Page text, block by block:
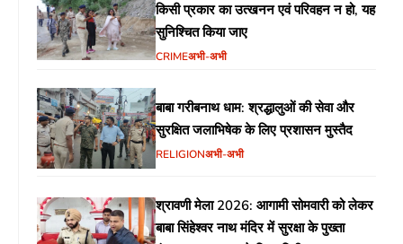
किसी प्रकार का उत्खनन एवं परिवहन न हो, यह
सुनिश्चित किया जाए
CRIMEअभी-अभी
बाबा गरीबनाथ धाम: श्रद्धालुओं की सेवा और
सुरक्षित जलाभिषेक के लिए प्रशासन मुस्तैद
RELIGIONअभी-अभी
श्रावणी मेला 2026: आगामी सोमवारी को लेकर
बाबा सिंहेश्वर नाथ मंदिर में सुरक्षा के पुख्ता